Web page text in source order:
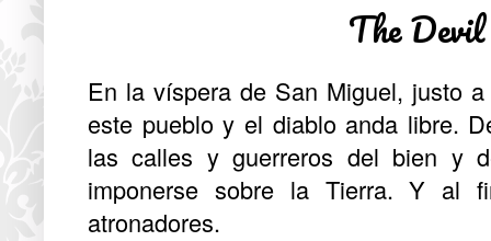
The
En la víspera de San Miguel, justo
este pueblo y el diablo anda libre.
las calles y guerreros del bien y
imponerse sobre la Tierra. Y al
atronadores.